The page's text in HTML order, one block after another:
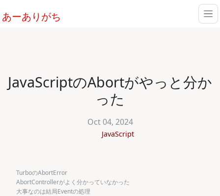
あーありがち
JavaScriptのAbortがやっと分か
った
Oct 04, 2024
JavaScript
TurboのAbortError
AbortControllerがよく分かっていなかった
大事なのは結局Eventの処理